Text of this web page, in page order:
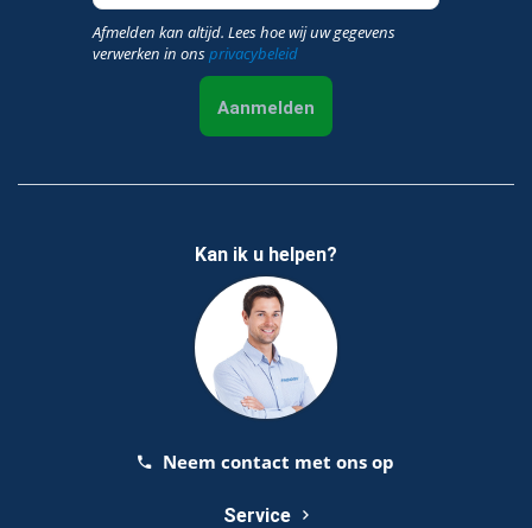
Afmelden kan altijd. Lees hoe wij uw gegevens
verwerken in onsprivacybeleid
Aanmelden
Kan ik u helpen?
Neem contact met ons op
Service